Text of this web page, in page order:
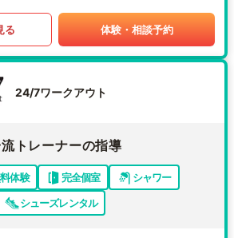
る 体験・相談予約
24/7ワークアウト
トレーナーの指導
体験 完全個室
シャワー
シューズレンタル